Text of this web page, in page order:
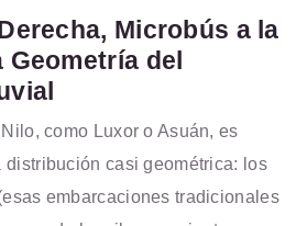
Microbús a la
del
como Luxor o Asuán, es
distribución casi geométrica: los
embarcaciones tradicionales